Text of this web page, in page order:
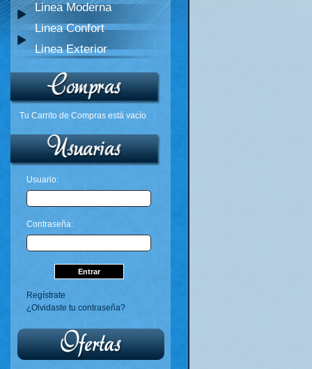
Linea Moderna
Linea Confort
Linea Exterior
Tu Carrito de Compras está vacío
Usuario:
Contraseña:
Regístrate
¿Olvidaste tu contraseña?